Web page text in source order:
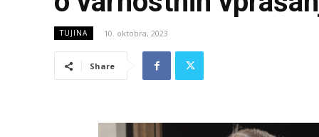
TUJINA 10. oktobra, 2023
Share